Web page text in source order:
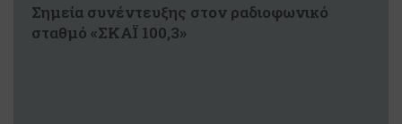
Σημεία συνέντευξης στον ραδιοφωνικό
σταθμό «ΣΚΑΪ 100,3»